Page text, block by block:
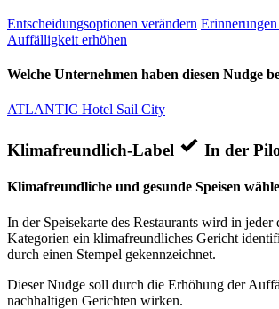
Entscheidungsoptionen verändern
Auffälligkeit erhöhen
Welche Unternehmen haben diesen Nudge
ATLANTIC Hotel Sail City
Klimafreundlich-Label In der
Klimafreundliche und gesunde Speisen
In der Speisekarte des Restaurants wird in jeder
Kategorien ein klimafreundliches Gericht
durch einen Stempel gekennzeichnet.
Dieser Nudge soll durch die Erhöhung der
nachhaltigen Gerichten wirken.